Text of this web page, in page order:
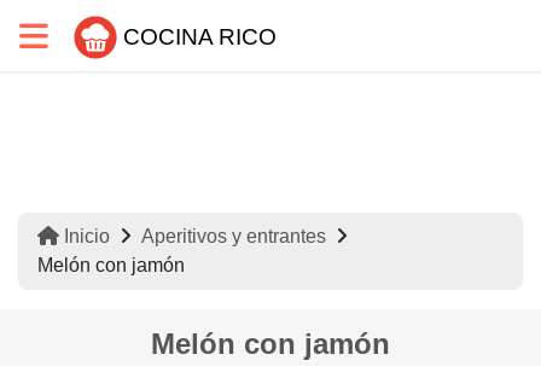
COCINA RICO
Inicio
Aperitivos y entrantes
Melón con jamón
Melón con jamón